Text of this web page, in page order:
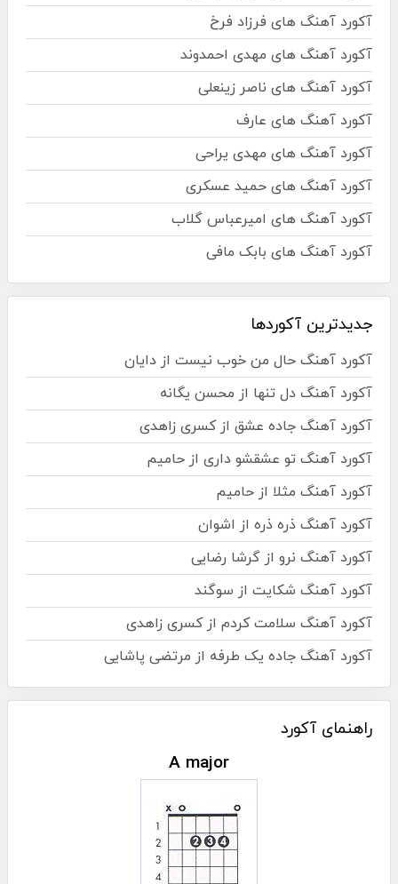
آکورد آهنگ های فرزاد فرخ
آکورد آهنگ های مهدی احمدوند
آکورد آهنگ های ناصر زینعلی
آکورد آهنگ های عارف
آکورد آهنگ های مهدی یراحی
آکورد آهنگ های حمید عسکری
آکورد آهنگ های امیرعباس گلاب
آکورد آهنگ های بابک مافی
جدیدترین آکوردها
آکورد آهنگ حال من خوب نیست از دایان
آکورد آهنگ دل تنها از محسن یگانه
آکورد آهنگ جاده عشق از کسری زاهدی
آکورد آهنگ تو عشقشو داری از حامیم
آکورد آهنگ مثلا از حامیم
آکورد آهنگ ذره ذره از اشوان
آکورد آهنگ نرو از گرشا رضایی
آکورد آهنگ شکایت از سوگند
آکورد آهنگ سلامت کردم از کسری زاهدی
آکورد آهنگ جاده یک طرفه از مرتضی پاشایی
راهنمای آکورد
A major